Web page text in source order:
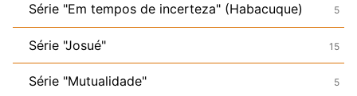
Série "Em tempos de incerteza" (Habacuque) 5
Série "Josué" 15
Série "Mutualidade" 5